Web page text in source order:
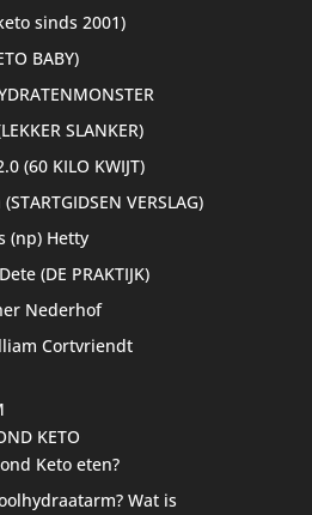
sinds 2001)
BABY)
SLANKER)
(60 KILO KWIJT)
VERSLAG)
(np) Hetty
(DE PRAKTIJK)
Nederhof
Cortvriendt
KETO
Keto eten?
Wat is